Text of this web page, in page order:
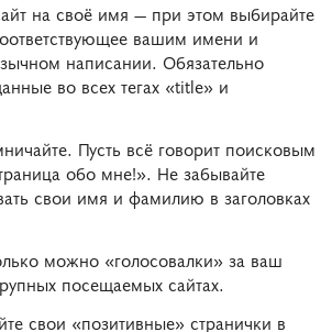
на своё имя ― при этом выбирайте
вашим имени и
написании. Обязательно
во всех тегах «title» и
Пусть всё говорит поисковым
обо мне!». Не забывайте
свои имя и фамилию в заголовках
можно «голосовалки» за ваш
посещаемых сайтах.
свои «позитивные» странички в